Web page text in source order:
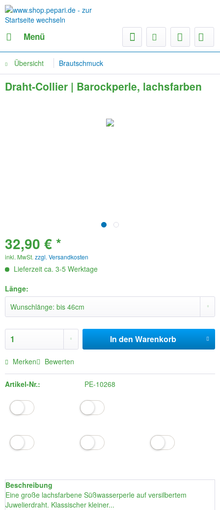
Menü
Übersicht Brautschmuck
Draht-Collier | Barockperle, lachsfarben
32,90 € *
inkl. MwSt. zzgl. Versandkosten
Lieferzeit ca. 3-5 Werktage
Länge:
In den Warenkorb
Merken Bewerten
Artikel-Nr.: PE-10268
Beschreibung
Eine große lachsfarbene Süßwasserperle auf versilbertem
Juwelierdraht. Klassischer kleiner...